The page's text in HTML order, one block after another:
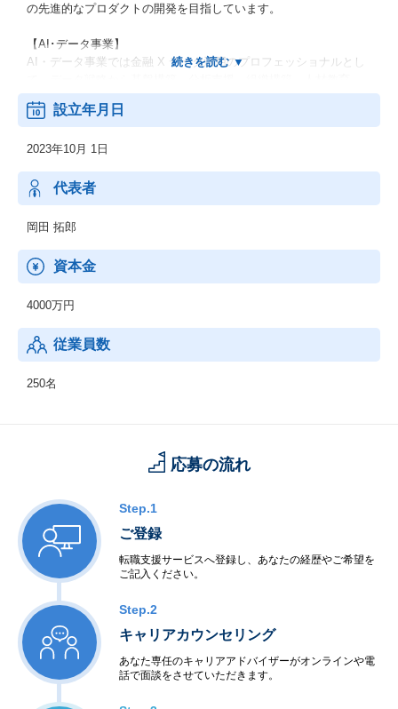
の先進的なプロダクトの開発を目指しています。
【AI･データ事業】
AI・データ事業では金融 X データ活用のプロフェッショナルとし
運用までを一気通貫で支援しております。
「レガシーからデータへ」楽しく豊かな金融を実現する事務局事
業は、この思いを胸に、金融デジタルの発展をサポートしており
ます。
設立年月日
2023年10月 1日
代表者
岡田 拓郎
資本金
4000万円
従業員数
250名
応募の流れ
Step.1
ご登録
転職支援サービスへ登録し、あなたの経歴やご希望を
ご記入ください。
Step.2
キャリアカウンセリング
あなた専任のキャリアアドバイザーがオンラインや電
話で面談をさせていただきます。